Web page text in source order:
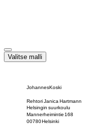
Valitse malli